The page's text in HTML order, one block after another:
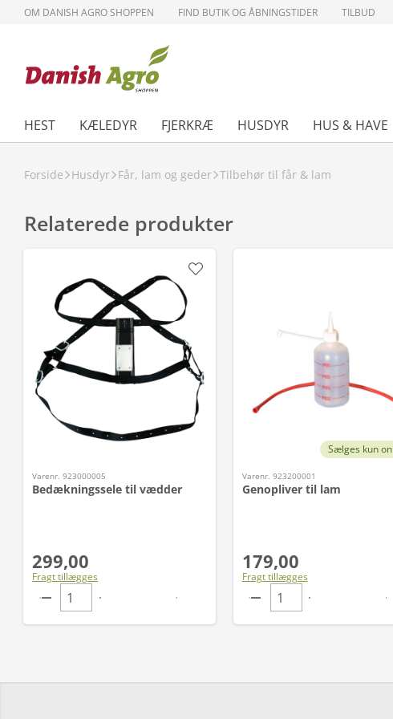
OM DANISH AGRO SHOPPEN FIND BUTIK OG ÅBNINGSTIDER TILBUD
HEST KÆLEDYR FJERKRÆ HUSDYR HUS & HAVE
Forside Husdyr Får, lam og geder Tilbehør til får & lam
Relaterede produkter
Varenr. 923000005
Bedækningssele til vædder
299,00
Fragt tillægges
Sælges kun
Varenr. 923200001
Genopliver til lam
179,00
Fragt tillægges